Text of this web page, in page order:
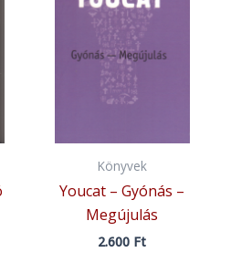
Könyvek
Youcat – Gyónás –
Megújulás
2.600 Ft